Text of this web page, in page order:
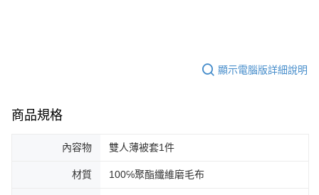
顯示電腦版詳細說明
商品規格
內容物 雙人薄被套1件
材質 100℅聚酯纖維磨毛布